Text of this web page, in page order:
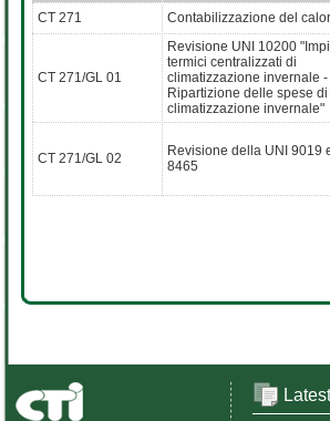
CT 271
Contabilizzazione del
CT 271/GL 01
Revisione UNI 10200
termici centralizzati di
climatizzazione invernale -
Ripartizione delle spese di
climatizzazione invernale"
CT 271/GL 02
Revisione della UNI 9019
8465